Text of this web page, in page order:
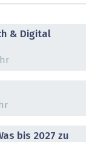
& Digital
bis 2027 zu